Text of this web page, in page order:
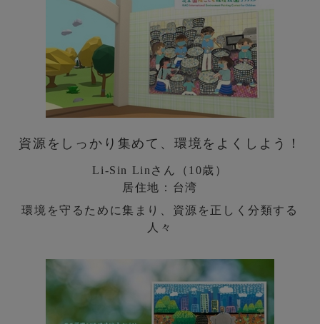
資源をしっかり集めて、環境をよくしよう！
Li-Sin Linさん（10歳）
居住地：台湾
環境を守るために集まり、資源を正しく分類する
人々